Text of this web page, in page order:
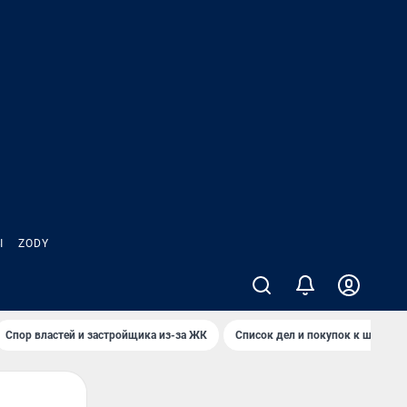
ZODY
Спор властей и застройщика из-за ЖК Список дел и покупок к школе